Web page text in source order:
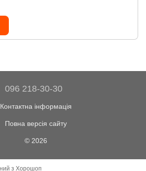
096 218-30-30
Контактна інформація
Повна версія сайту
© 2026
з Хорошоп